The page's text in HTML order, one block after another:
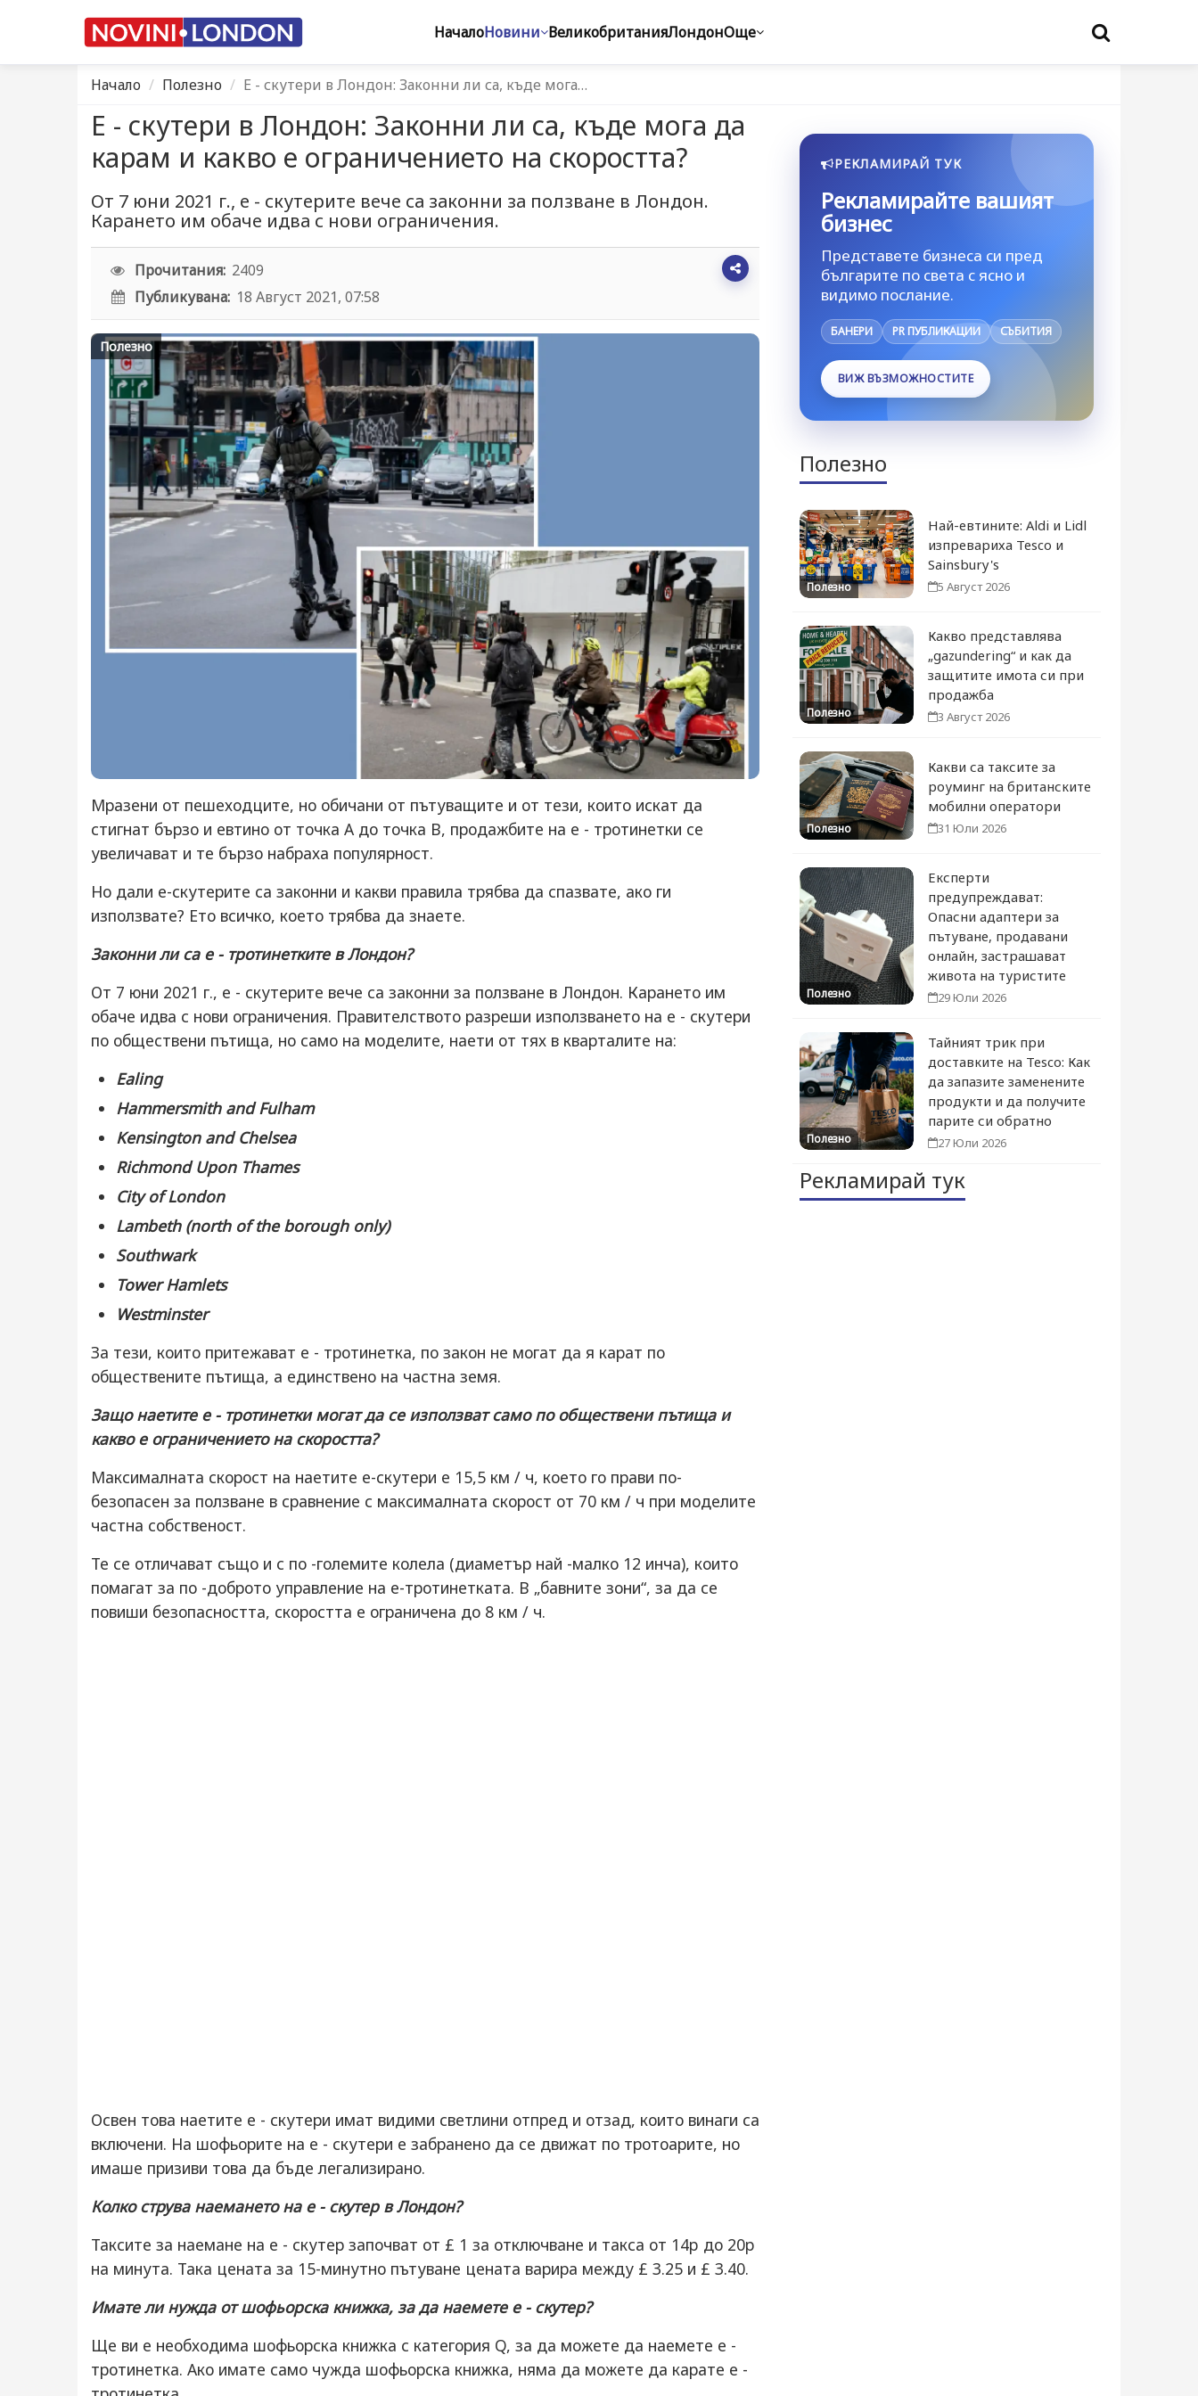
НачалоНовини ВеликобританияЛондонОще
Начало Полезно Е - скутери в Лондон: Законни ли са, къде мога…
Е - скутери в Лондон: Законни ли са, къде мога да
карам и какво е ограничението на скоростта?
От 7 юни 2021 г., е - скутерите вече са законни за ползване в Лондон.
Карането им обаче идва с нови ограничения.
Прочитания: 2409
Публикувана: 18 Август 2021, 07:58
Полезно
Мразени от пешеходците, но обичани от пътуващите и от тези, които искат да
стигнат бързо и евтино от точка А до точка В, продажбите на е - тротинетки се
увеличават и те бързо набраха популярност.
Но дали е-скутерите са законни и какви правила трябва да спазвате, ако ги
използвате? Ето всичко, което трябва да знаете.
Законни ли са е - тротинетките в Лондон?
От 7 юни 2021 г., е - скутерите вече са законни за ползване в Лондон. Карането им
обаче идва с нови ограничения. Правителството разреши използването на е - скутери
по обществени пътища, но само на моделите, наети от тях в кварталите на:
Ealing
Hammersmith and Fulham
Kensington and Chelsea
Richmond Upon Thames
City of London
Lambeth (north of the borough only)
Southwark
Tower Hamlets
Westminster
За тези, които притежават е - тротинетка, по закон не могат да я карат по
обществените пътища, а единствено на частна земя.
Защо наетите е - тротинетки могат да се използват само по обществени пътища и
какво е ограничението на скоростта?
Максималната скорост на наетите е-скутери е 15,5 км / ч, което го прави по-
безопасен за ползване в сравнение с максималната скорост от 70 км / ч при моделите
частна собственост.
Те се отличават също и с по -големите колела (диаметър най -малко 12 инча), които
помагат за по -доброто управление на е-тротинетката. В „бавните зони“, за да се
повиши безопасността, скоростта е ограничена до 8 км / ч.
Освен това наетите е - скутери имат видими светлини отпред и отзад, които винаги са
включени. На шофьорите на е - скутери е забранено да се движат по тротоарите, но
имаше призиви това да бъде легализирано.
Колко струва наемането на е - скутер в Лондон?
Таксите за наемане на е - скутер започват от £ 1 за отключване и такса от 14p до 20p
на минута. Така цената за 15-минутно пътуване цената варира между £ 3.25 и £ 3.40.
Имате ли нужда от шофьорска книжка, за да наемете е - скутер?
Ще ви е необходима шофьорска книжка с категория Q, за да можете да наемете е -
тротинетка. Ако имате само чужда шофьорска книжка, няма да можете да карате е -
РЕКЛАМИРАЙ ТУК
Рекламирайте вашият
бизнес
Представете бизнеса си пред
българите по света с ясно и
видимо послание.
БАНЕРИ PR ПУБЛИКАЦИИ СЪБИТИЯ
ВИЖ ВЪЗМОЖНОСТИТЕ
Полезно
Полезно
Най-евтините: Aldi и Lidl
изпревариха Tesco и
Sainsbury's
5 Август 2026
Полезно
Какво представлява
„gazundering“ и как да
защитите имота си при
продажба
3 Август 2026
Полезно
Какви са таксите за
роуминг на британските
мобилни оператори
31 Юли 2026
Полезно
Експерти
предупреждават:
Опасни адаптери за
пътуване, продавани
онлайн, застрашават
живота на туристите
29 Юли 2026
Полезно
Тайният трик при
доставките на Tesco: Как
да запазите заменените
продукти и да получите
парите си обратно
27 Юли 2026
Рекламирай тук